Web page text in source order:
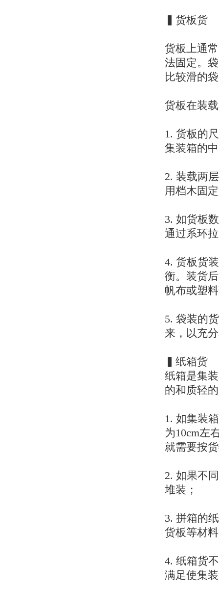
▍货板货
货板上通
法固定。
比较滑的
货板在装
1. 货板的
集装箱的
2. 装载两
用档木固
3. 如货板
通过系环
4. 货板货
衡。装货
帆布或塑
5. 袋装的
来，以充
▍纸箱货
纸箱是集
的和质轻
1. 如集装
为10cm左
就需要按
2. 如果不
堆装；
3. 拼箱的
货板等材
4. 纸箱货
满足使集